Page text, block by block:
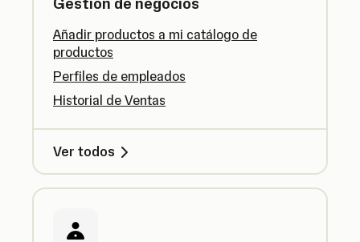
Añadir productos a mi catálogo de
productos
Perfiles de empleados
Historial de Ventas
Ver todos